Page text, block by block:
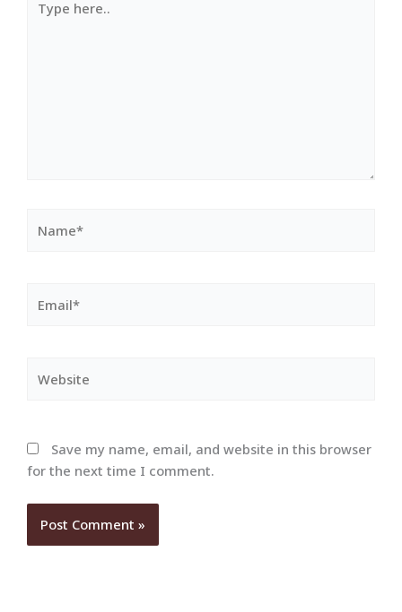
here..
Save my name, email, and website in this browser
for the next time I comment.